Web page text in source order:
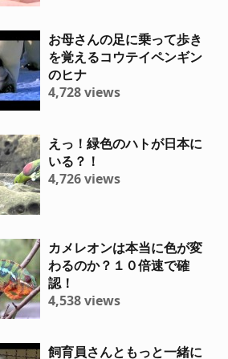
お母さんの足に乗って歩き
を覚えるコウテイペンギン
のヒナ
4,728 views
えっ！緑色のハトが日本に
いる？！
4,726 views
カメレオンは本当に色が変
わるのか？１０倍速で確
認！
4,538 views
飼育員さんともっと一緒に